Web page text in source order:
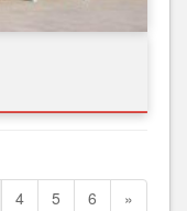
4 5 6 »